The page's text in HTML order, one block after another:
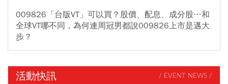
009826「台版VT」可以買？股價、配息、成分股…和
全球VT哪不同，為何連周冠男都說009826上市是邁大
步？
活動快訊 / EVENT NEWS /